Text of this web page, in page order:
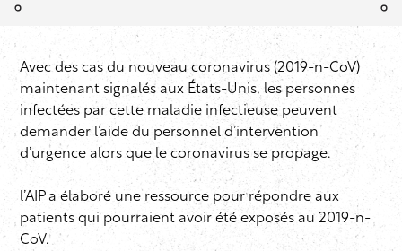
Avec des cas du nouveau coronavirus (2019-n-CoV)
maintenant signalés aux États-Unis, les personnes
infectées par cette maladie infectieuse peuvent
demander l’aide du personnel d’intervention
d’urgence alors que le coronavirus se propage.
l’AIP a élaboré une ressource pour répondre aux
patients qui pourraient avoir été exposés au 2019-n-
CoV.